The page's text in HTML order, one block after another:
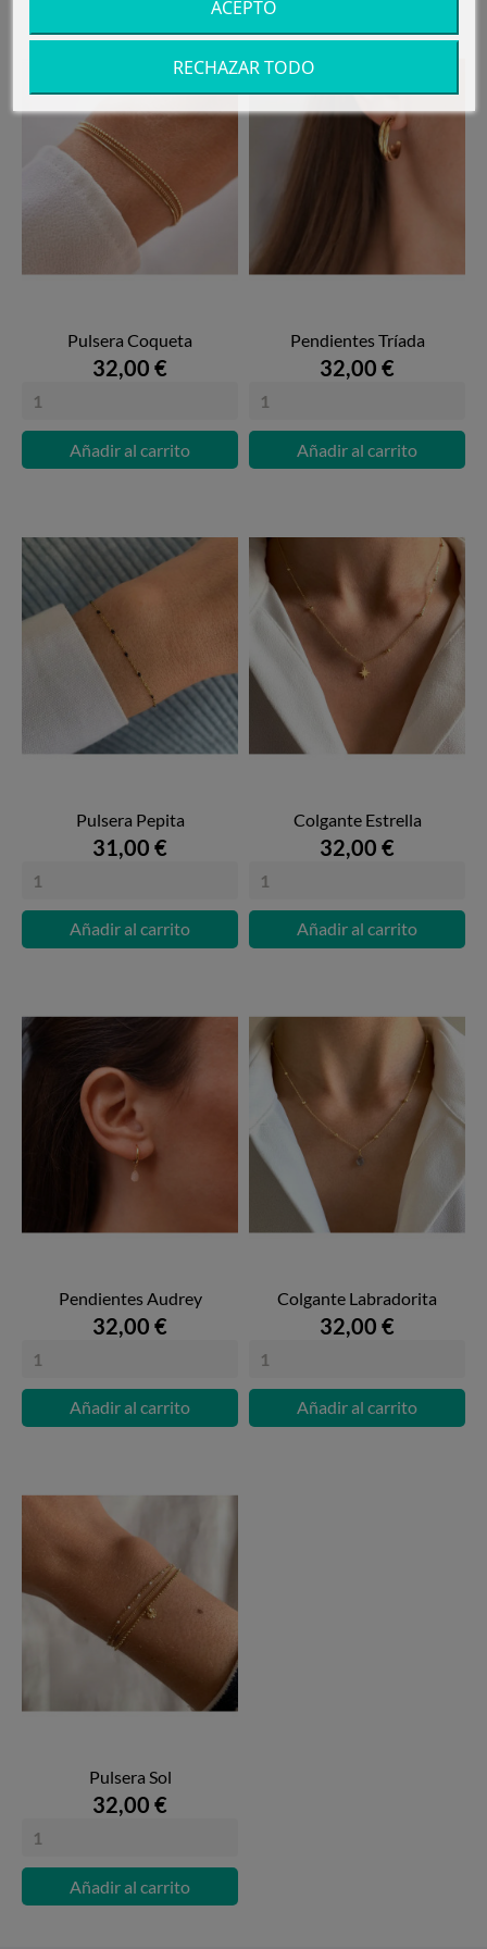
Pulsera Coqueta
32,00 €
Añadir al carrito
Pendientes Tríada
32,00 €
Añadir al carrito
Pulsera Pepita
31,00 €
Añadir al carrito
Colgante Estrella
32,00 €
Añadir al carrito
Pendientes Audrey
32,00 €
Añadir al carrito
Colgante Labradorita
32,00 €
Añadir al carrito
Pulsera Sol
32,00 €
Añadir al carrito
RECHAZAR TODO
ACEPTO